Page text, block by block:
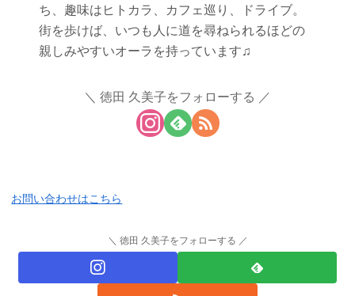
ち、趣味はヒトカラ、カフェ巡り、ドライブ。
街を歩けば、いつも人に道を尋ねられるほどの
親しみやすいオーラを持っています♫
徳田 久美子をフォローする
お問い合わせはこちら
徳田 久美子をフォローする